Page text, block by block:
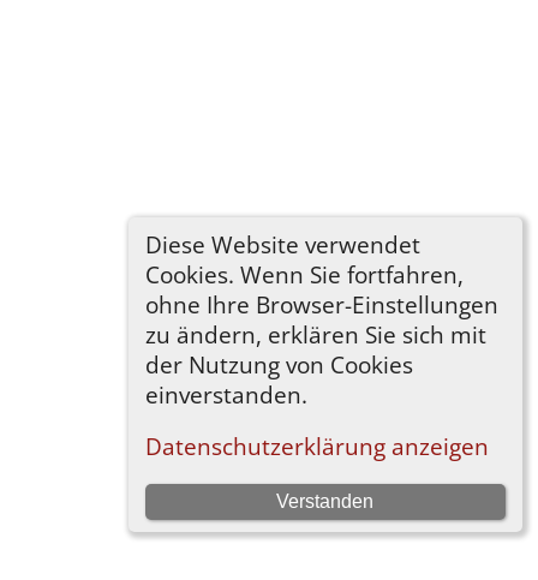
Diese Website verwendet
Cookies. Wenn Sie fortfahren,
ohne Ihre Browser-Einstellungen
zu ändern, erklären Sie sich mit
der Nutzung von Cookies
einverstanden.
Datenschutzerklärung anzeigen
Verstanden